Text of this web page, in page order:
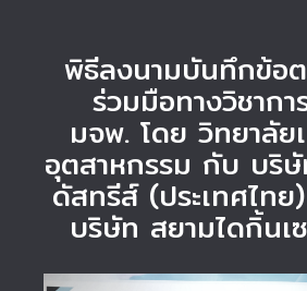
พิธีลงนามบันทึกข้อ
ร่วมมือทางวิชากา
มจพ. โดย วิทยาลัย
อุตสาหกรรม กับ บริ
ดัสทรีส์ (ประเทศไท
บริษัท สยามไดกิ้นเ